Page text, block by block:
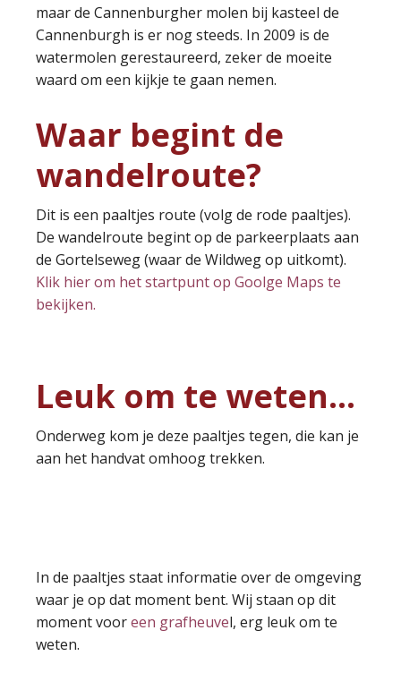
maar de Cannenburgher molen bij kasteel de
Cannenburgh is er nog steeds. In 2009 is de
watermolen gerestaureerd, zeker de moeite
waard om een kijkje te gaan nemen.
Waar begint de
wandelroute?
Dit is een paaltjes route (volg de rode paaltjes).
De wandelroute begint op de parkeerplaats aan
de Gortelseweg (waar de Wildweg op uitkomt).
Klik hier om het startpunt op Goolge Maps te
bekijken.
Leuk om te weten…
Onderweg kom je deze paaltjes tegen, die kan je
aan het handvat omhoog trekken.
In de paaltjes staat informatie over de omgeving
waar je op dat moment bent. Wij staan op dit
moment vooreen grafheuvel, erg leuk om te
weten.